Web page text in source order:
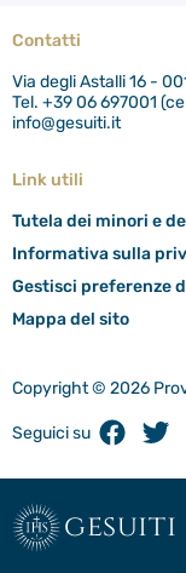
Contatti
Via degli Astalli 16 -
Tel. +39 06 697001
info@gesuiti.it
Link utili
Tutela dei minori e
Informativa sulla
Gestisci preferenze
Mappa del sito
Copyright © 2026
Seguici su Facebook
gesuiti